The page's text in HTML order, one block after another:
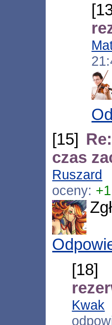
[15]
czas
Ruszard
oceny: +1
Kwak